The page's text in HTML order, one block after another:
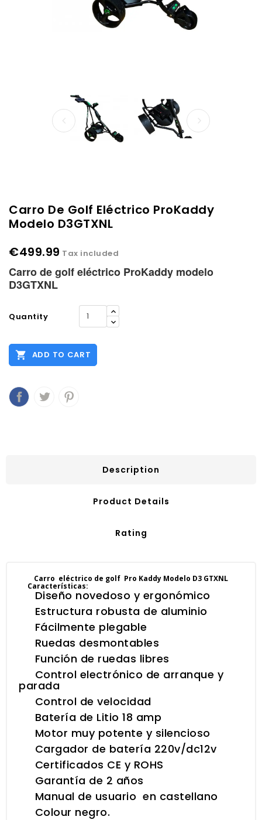
Carro De Golf Eléctrico ProKaddy
Modelo D3GTXNL
€499.99 Tax included
Carro de golf eléctrico ProKaddy modelo
D3GTXNL
Quantity
 ADD TO CART
Description
Product Details
Rating
Carro eléctrico de golf Pro Kaddy Modelo D3 GTXNL
Características:
Diseño novedoso y ergonómico
Estructura robusta de aluminio
Fácilmente plegable
Ruedas desmontables
Función de ruedas libres
Control electrónico de arranque y
parada
Control de velocidad
Batería de Litio 18 amp
Motor muy potente y silencioso
Cargador de batería 220v/dc12v
Certificados CE y ROHS
Garantía de 2 años
Manual de usuario en castellano
Colour negro.